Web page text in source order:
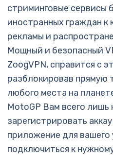
стриминговые сервисы
иностранных граждан к
рекламы и
Мощный и безопасный
ZoogVPN, справится с
разблокировав прямую
любого места на
MotoGP Вам всего лишь
зарегистрировать
приложение для вашего
подключиться к